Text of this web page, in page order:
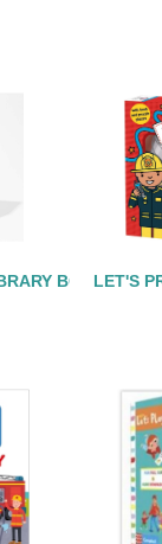
BOARD SET
LET'S